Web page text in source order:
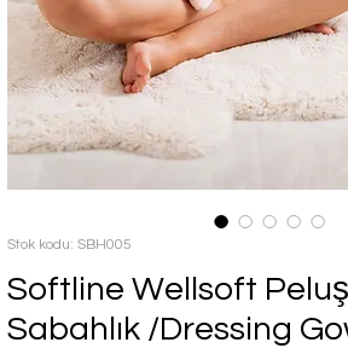
Stok kodu: SBH005
Softline Wellsoft
Sabahlık /Dressing